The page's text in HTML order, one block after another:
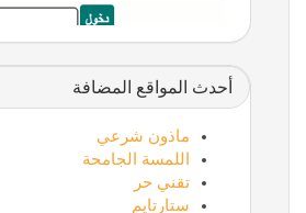
أحدث المواقع المضافة
ماذون شرعي
اللمسة الجامحة
تقني حر
ستارتايم